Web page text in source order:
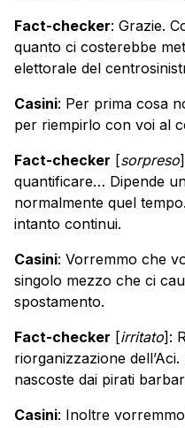
Fact-checker: Grazie.
quanto ci costerebbe
elettorale del
Casini: Per prima cosa
per riempirlo con voi al
Fact-checker [sorpreso
quantificare… Dipende
normalmente quel
intanto continui.
Casini: Vorremmo che
singolo mezzo che ci
spostamento.
Fact-checker [irritato]:
riorganizzazione
nascoste dai pirati
Casini: Inoltre